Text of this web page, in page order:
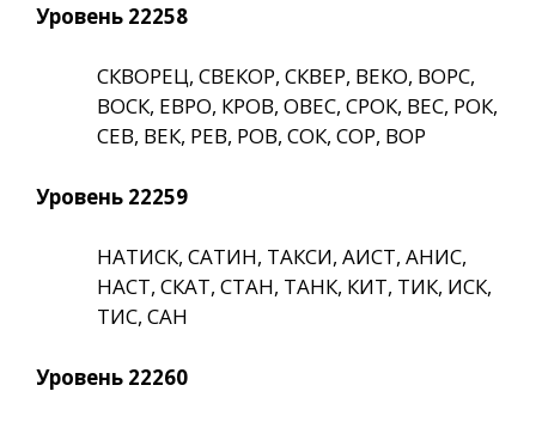
Уровень 22258
СКВОРЕЦ, СВЕКОР, СКВЕР, ВЕКО, ВОРС,
ВОСК, ЕВРО, КРОВ, ОВЕС, СРОК, ВЕС, РОК,
СЕВ, ВЕК, РЕВ, РОВ, СОК, СОР, ВОР
Уровень 22259
НАТИСК, САТИН, ТАКСИ, АИСТ, АНИС,
НАСТ, СКАТ, СТАН, ТАНК, КИТ, ТИК, ИСК,
ТИС, САН
Уровень 22260